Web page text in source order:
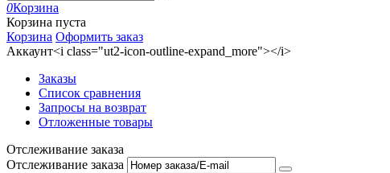
0Корзина
Корзина пуста
Корзина Оформить заказ
Аккаунт<i class="ut2-icon-outline-expand_more"></i>
Заказы
Список сравнения
Запросы на возврат
Отложенные товары
Отслеживание заказа
Отслеживание заказа